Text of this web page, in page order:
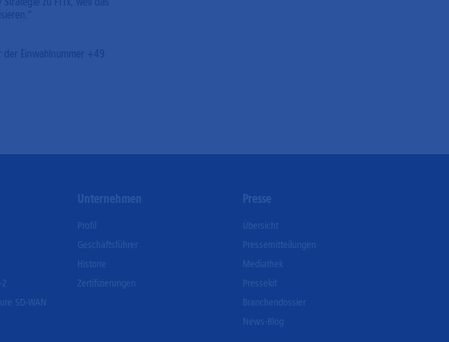
der Einwahlnummer +49
SD-WAN
Unternehmen
Profil
Geschäftsführer
Historie
Zertifizierungen
Presse
Übersicht
Pressemitteilungen
Mediathek
Pressekit
Branchendossier
News-Blog